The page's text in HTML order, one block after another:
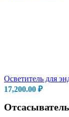
Осветитель для
17,200.00 ₽